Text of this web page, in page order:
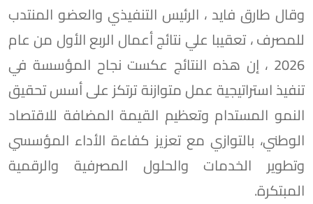
وقال طارق فايد ، الرئيس التنفيذي والعضو المنتدب
للمصرف ، تعقيبا علي نتائج أعمال الربع الأول من عام
2026 ، إن هذه النتائج عكست نجاح المؤسسة في
تنفيذ استراتيجية عمل متوازنة ترتكز على أسس تحقيق
النمو المستدام وتعظيم القيمة المضافة للاقتصاد
الوطني، بالتوازي مع تعزيز كفاءة الأداء المؤسسي
وتطوير الخدمات والحلول المصرفية والرقمية
المبتكرة.